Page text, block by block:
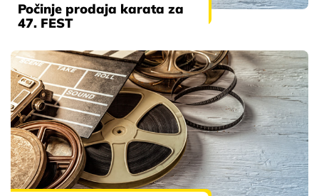
Počinje prodaja karata za
47. FEST